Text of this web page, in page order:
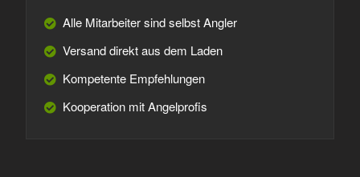
Alle Mitarbeiter sind selbst Angler
Versand direkt aus dem Laden
Kompetente Empfehlungen
Kooperation mit Angelprofis